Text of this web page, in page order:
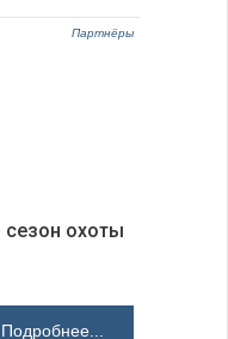
Партнёры
сезон охоты
Подробнее...